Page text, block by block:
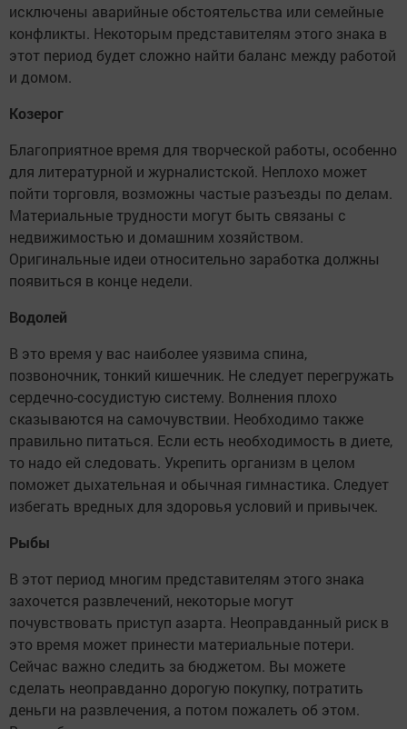
исключены аварийные обстоятельства или семейные
конфликты. Некоторым представителям этого знака в
этот период будет сложно найти баланс между работой
и домом.
Козерог
Благоприятное время для творческой работы, особенно
для литературной и журналистской. Неплохо может
пойти торговля, возможны частые разъезды по делам.
Материальные трудности могут быть связаны с
недвижимостью и домашним хозяйством.
Оригинальные идеи относительно заработка должны
появиться в конце недели.
Водолей
В это время у вас наиболее уязвима спина,
позвоночник, тонкий кишечник. Не следует перегружать
сердечно-сосудистую систему. Волнения плохо
сказываются на самочувствии. Необходимо также
правильно питаться. Если есть необходимость в диете,
то надо ей следовать. Укрепить организм в целом
поможет дыхательная и обычная гимнастика. Следует
избегать вредных для здоровья условий и привычек.
Рыбы
В этот период многим представителям этого знака
захочется развлечений, некоторые могут
почувствовать приступ азарта. Неоправданный риск в
это время может принести материальные потери.
Сейчас важно следить за бюджетом. Вы можете
сделать неоправданно дорогую покупку, потратить
деньги на развлечения, а потом пожалеть об этом.